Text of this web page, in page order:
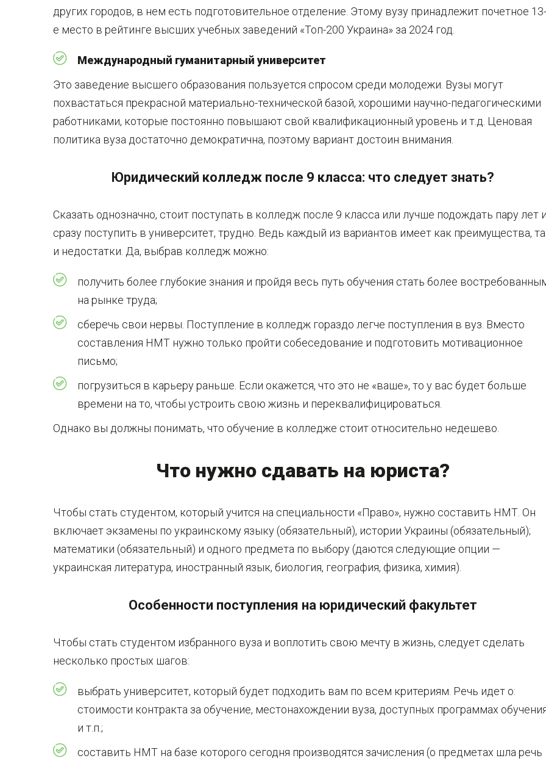
других городов, в нем есть подготовительное отделение. Этому вузу принадлежит почетное 13-
е место в рейтинге высших учебных заведений «Топ-200 Украина» за 2024 год.
Международный гуманитарный университет
Это заведение высшего образования пользуется спросом среди молодежи. Вузы могут
похвастаться прекрасной материально-технической базой, хорошими научно-педагогическими
работниками, которые постоянно повышают свой квалификационный уровень и т.д. Ценовая
политика вуза достаточно демократична, поэтому вариант достоин внимания.
Юридический колледж после 9 класса: что следует знать?
Сказать однозначно, стоит поступать в колледж после 9 класса или лучше подождать пару лет
сразу поступить в университет, трудно. Ведь каждый из вариантов имеет как преимущества,
и недостатки. Да, выбрав колледж можно:
получить более глубокие знания и пройдя весь путь обучения стать более
на рынке труда;
сберечь свои нервы. Поступление в колледж гораздо легче поступления в вуз. Вместо
составления НМТ нужно только пройти собеседование и подготовить мотивационное
письмо;
погрузиться в карьеру раньше. Если окажется, что это не «ваше», то у вас будет больше
времени на то, чтобы устроить свою жизнь и переквалифицироваться.
Однако вы должны понимать, что обучение в колледже стоит относительно недешево.
Что нужно сдавать на юриста?
Чтобы стать студентом, который учится на специальности «Право», нужно составить НМТ. Он
включает экзамены по украинскому языку (обязательный), истории Украины (обязательный);
математики (обязательный) и одного предмета по выбору (даются следующие опции —
украинская литература, иностранный язык, биология, география, физика, химия).
Особенности поступления на юридический факультет
Чтобы стать студентом избранного вуза и воплотить свою мечту в жизнь, следует сделать
несколько простых шагов:
выбрать университет, который будет подходить вам по всем критериям. Речь идет о:
стоимости контракта за обучение, местонахождении вуза, доступных программах
и т.п.;
составить НМТ на базе которого сегодня производятся зачисления (о предметах шла речь